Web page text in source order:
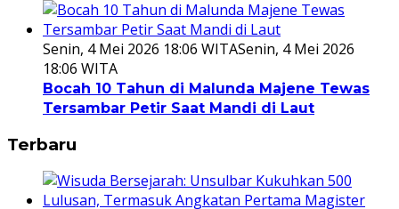
Senin, 4 Mei 2026 18:06 WITASenin, 4 Mei 2026
18:06 WITA
Bocah 10 Tahun di Malunda Majene Tewas
Tersambar Petir Saat Mandi di Laut
Terbaru